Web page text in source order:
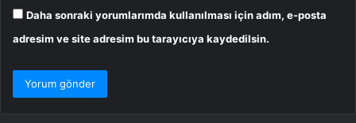
Daha sonraki yorumlarımda kullanılması için adım, e-posta
adresim ve site adresim bu tarayıcıya kaydedilsin.